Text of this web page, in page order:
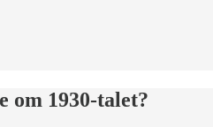
om 1930-talet?